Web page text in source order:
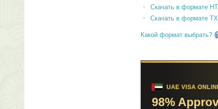
Скачать в формате
Скачать в формате
Какой формат выбрать?